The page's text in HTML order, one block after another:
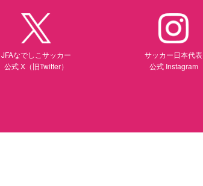
JFAなでしこサッカー
公式 X（旧Twitter）
サッカー日本代表
公式 Instagram